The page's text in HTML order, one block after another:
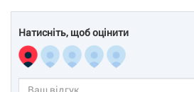
Натисніть, щоб оцінити